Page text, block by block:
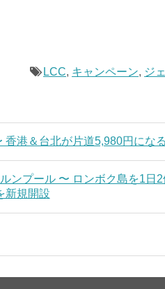
LCC, キャンペーン, ジ
香港＆台北が片道5,980円にな
ンプール 〜 ロンボク島を1日
新規開設